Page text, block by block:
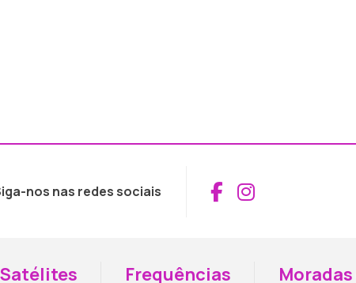
nos nas redes sociais Aceder ao
Aceder ao
Frequências